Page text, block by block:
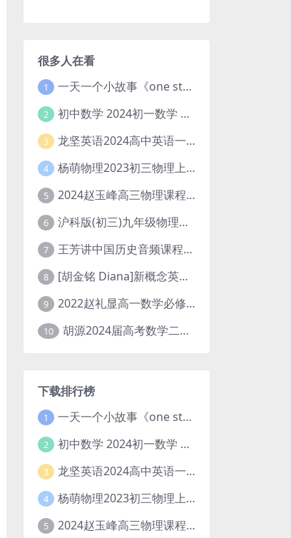
很多人在看
1 一天一个小故事《one story a day》初中版 百度网盘分享下载
2 初中数学 2024初一数学 朱韬数学 S班春季下 A+班春季下 百度云网盘
3 龙坚英语2024高中英语一轮系统班(全国卷+北京卷)
4 杨萌物理2023初三物理上秋季A+班(视频+讲义) 百度网盘分享
5 2024赵玉峰高三物理课程24年高考物理一轮复习网课教程
6 沪科版(初三)九年级物理全一册网课教学视频全集(录播版 杜春雨 66讲)
7 王芳讲中国历史音频课程全集(上下五千年)
8 [胡金铭 Diana]新概念英语第1册教学视频课程(全集 百度网盘下载)
9 2022赵礼显高一数学必修一课程视频资源(秋季班 含讲义)百度网盘云
10 胡源2024届高考数学二轮寒假春季精讲 百度网盘分享
下载排行榜
1 一天一个小故事《one story a day》初中版 百度网盘分享下载
2 初中数学 2024初一数学 朱韬数学 S班春季下 A+班春季下 百度云网盘
3 龙坚英语2024高中英语一轮系统班(全国卷+北京卷)
4 杨萌物理2023初三物理上秋季A+班(视频+讲义) 百度网盘分享
5 2024赵玉峰高三物理课程24年高考物理一轮复习网课教程